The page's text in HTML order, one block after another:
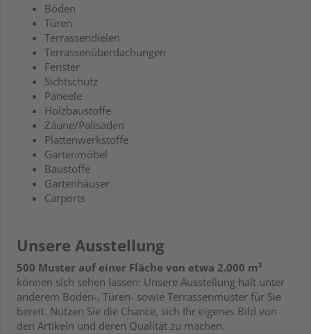
Böden
Türen
Terrassendielen
Terrassenüberdachungen
Fenster
Sichtschutz
Paneele
Holzbaustoffe
Zäune/Palisaden
Plattenwerkstoffe
Gartenmöbel
Baustoffe
Gartenhäuser
Carports
Unsere Ausstellung
500 Muster auf einer Fläche von etwa 2.000 m²
können sich sehen lassen: Unsere Ausstellung hält unter
anderem Boden-, Türen- sowie Terrassenmuster für Sie
bereit. Nutzen Sie die Chance, sich Ihr eigenes Bild von
den Artikeln und deren Qualität zu machen.